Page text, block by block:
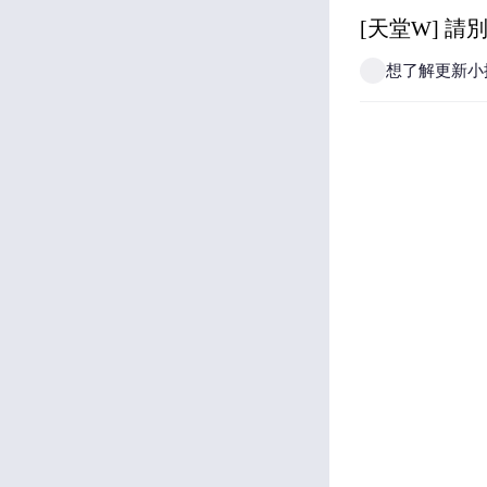
[天堂W] 請
想了解更新小